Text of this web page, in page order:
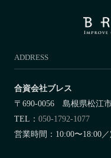
ADDRESS
合資会社ブレス
〒690-0056 島根県松江
TEL： 050-1792-1077
営業時間：10:00〜18:00